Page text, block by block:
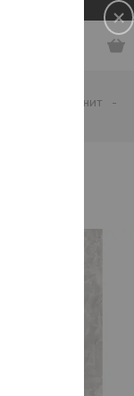
Керамогранит
-
R
R